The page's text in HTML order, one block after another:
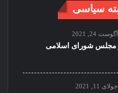
سیاسی
آگوست 24, 2021
مجلس شورای اسلامی
جولای 11, 2021